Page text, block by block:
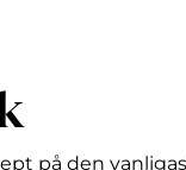
på den